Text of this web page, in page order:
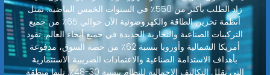
زاد الطلب بأكثر من 550٪ في السنوات الخمس الماضية. تمثل
أنظمة تخزين الطاقة والكهروضوئية الآن حوالي 65٪ من جميع
التركيبات الصناعية والتجارية الجديدة في جميع أنحاء العالم. تقود
أمريكا الشمالية وأوروبا بنسبة 62٪ من حصة السوق، مدفوعة
بأهداف الاستدامة الصناعية والاعتمادات الضريبية الاستثمارية
التي تقلل التكاليف الإجمالية للنظام بنسبة 30-48٪. تليها منطقة